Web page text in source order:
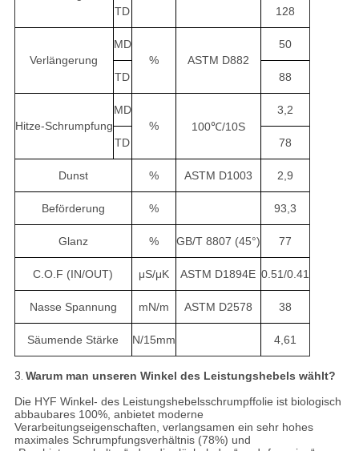
TD 128
Verlängerung
MD
%
ASTM D882
50
TD 88
Hitze-Schrumpfung
MD
%
100℃/10S
3,2
TD 78
Dunst % ASTM D1003 2,9
Beförderung % 93,3
Glanz % GB/T 8807 (45°) 77
C.O.F (IN/OUT) μS/μK ASTM D1894E 0.51/0.41
Nasse Spannung mN/m ASTM D2578 38
Säumende Stärke N/15mm 4,61
3. Warum man unseren Winkel des Leistungshebels wählt?
Die HYF Winkel- des Leistungshebelsschrumpffolie ist biologisch
abbaubares 100%, anbietet moderne
Verarbeitungseigenschaften, verlangsamen ein sehr hohes
maximales Schrumpfungsverhältnis (78%) und